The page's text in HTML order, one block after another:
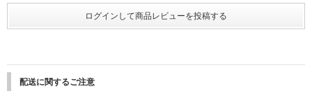
・第4部 個別サイン会 (メンバー全員同時開催)
配送に関するご注意